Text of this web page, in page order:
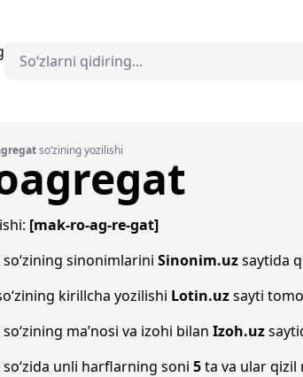
so‘zining yozilishi
[mak-ro-ag-re-gat]
so‘zining sinonimlarini Sinonim.uzsaytida
kirillcha yozilishi Lotin.uzsayti
so‘zining ma’nosi va izohi bilan Izoh.uz
so‘zida unli harflarning soni 5ta va ular qizil